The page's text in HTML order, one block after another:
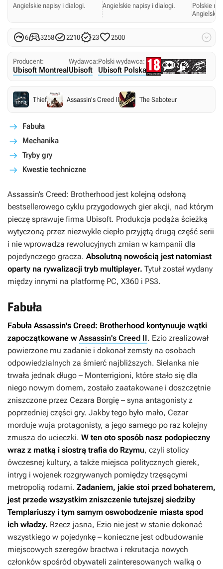
Angielskie napisy i dialogi.
Angielskie napisy i dialogi.
Polskie
Angielskie
632582210232500 
Producent:
Ubisoft Montreal
Wydawca:
Ubisoft
Polski wydawca:
Ubisoft Polska
Thief Assassin's Creed II The Saboteur
Fabuła
Mechanika
Tryby gry
Kwestie techniczne
Assassin’s Creed: Brotherhood jest kolejną odsłoną
bestsellerowego cyklu przygodowych gier akcji, nad którym
pieczę sprawuje firma Ubisoft. Produkcja podąża ścieżką
wytyczoną przez niezwykle ciepło przyjętą drugą część serii
i nie wprowadza rewolucyjnych zmian w kampanii dla
pojedynczego gracza. Absolutną nowością jest natomiast
oparty na rywalizacji tryb multiplayer. Tytuł został wydany
między innymi na platformę PC, X360 i PS3.
Fabuła
Fabuła Assassin's Creed: Brotherhood kontynuuje wątki
zapoczątkowane w Assassin's Creed II. Ezio zrealizował
powierzone mu zadanie i dokonał zemsty na osobach
odpowiedzialnych za śmierć najbliższych. Sielanka nie
trwała jednak długo – Monterrigioni, które stało się dla
niego nowym domem, zostało zaatakowane i doszczętnie
zniszczone przez Cezara Borgię – syna antagonisty z
poprzedniej części gry. Jakby tego było mało, Cezar
morduje wuja protagonisty, a jego samego po raz kolejny
zmusza do ucieczki. W ten oto sposób nasz podopieczny
wraz z matką i siostrą trafia do Rzymu, czyli stolicy
ówczesnej kultury, a także miejsca politycznych gierek,
intryg i wojenek rozgrywanych pomiędzy trzęsącymi
metropolią rodami. Zadaniem, jakie stoi przed bohaterem,
jest przede wszystkim zniszczenie tutejszej siedziby
Templariuszy i tym samym oswobodzenie miasta spod
ich władzy. Rzecz jasna, Ezio nie jest w stanie dokonać
wszystkiego w pojedynkę – konieczne jest odbudowanie
miejscowych szeregów bractwa i rekrutacja nowych
członków spośród obywateli zainteresowanych walką o